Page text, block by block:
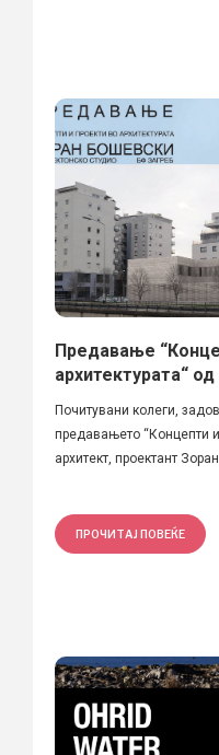
Предавање
архитектурата“
Почитувани колеги,
предавањето “Концепти и
архитект, проектант
ПРОЧИТАЈ ПОВЕЌЕ